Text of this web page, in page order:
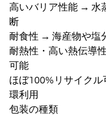
高いバリア性能 → 水
断
耐食性 → 海産物や塩
耐熱性・高い熱伝導
可能
ほぼ100%リサイク
環利用
包装の種類